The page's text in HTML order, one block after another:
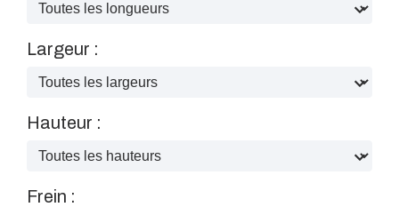
Largeur :
Hauteur :
Frein :